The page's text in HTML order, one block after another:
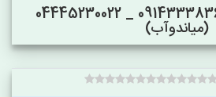
09104101070 _ 09143338362 _ 04445230022
(میاندوآب)